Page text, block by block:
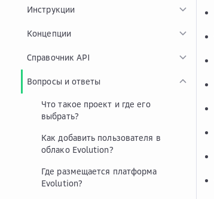
Инструкции
Концепции
Справочник API
Вопросы и ответы
Что такое проект и где его
выбрать?
Как добавить пользователя в
облако Evolution?
Где размещается платформа
Evolution?